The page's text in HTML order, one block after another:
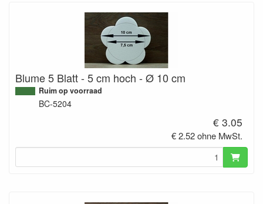
Blume 5 Blatt - 5 cm hoch - Ø 10 cm
Ruim op voorraad
BC-5204
€ 3.05
€ 2.52 ohne MwSt.